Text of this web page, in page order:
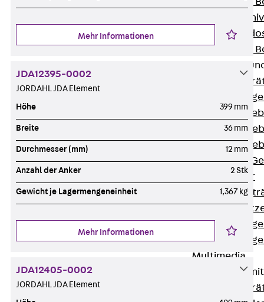
Zubehör für
Nivellierbare
Gerätebecher
Runde
Eckige
Eckige
Zubehör für
Geräteträger
Multimedia
Gerätebecher
Mehr Informationen
JDA12395-0002
JORDAHL JDA Element
Höhe 399 mm
Breite 36 mm
Durchmesser (mm) 12 mm
Anzahl der Anker 2 Stk
Gewicht je Lagermengeneinheit 1,367 kg
Mehr Informationen
JDA12405-0002
JORDAHL JDA Element